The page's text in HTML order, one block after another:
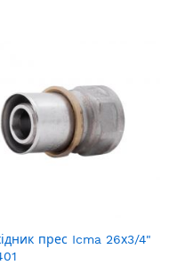
прес Icma 26х3/4"